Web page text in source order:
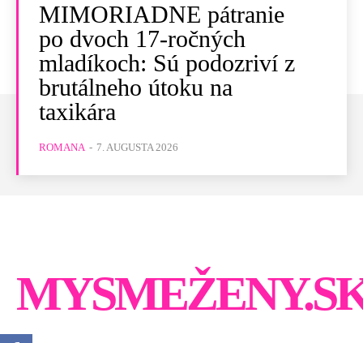
MIMORIADNE pátranie
po dvoch 17-ročných
mladíkoch: Sú podozriví z
brutálneho útoku na
taxikára
ROMANA - 7. AUGUSTA 2026